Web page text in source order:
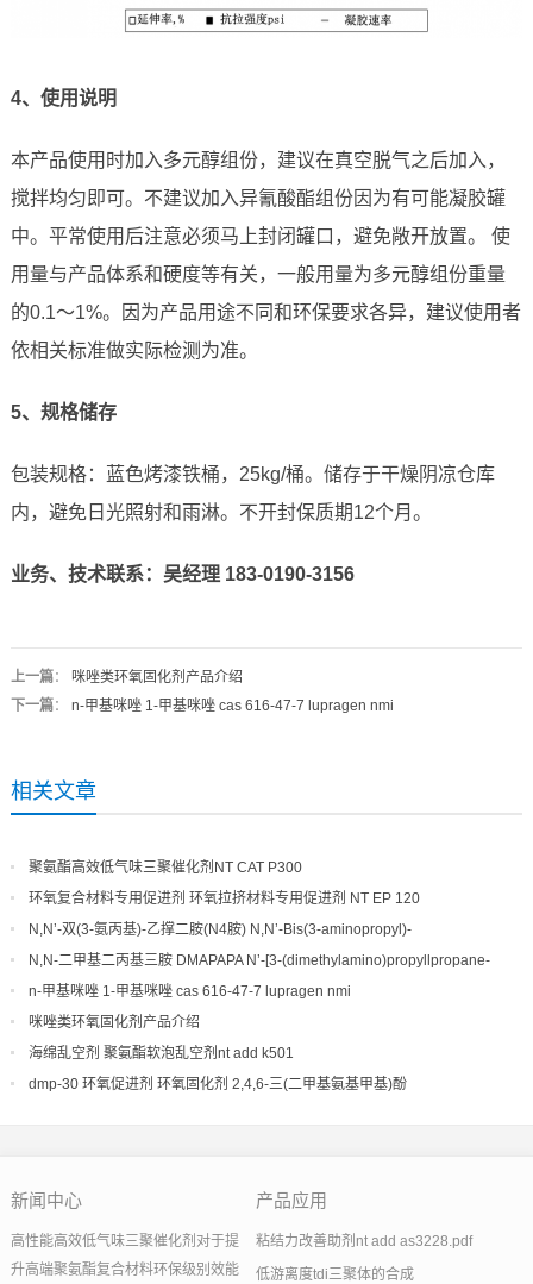
4、使用说明
本产品使用时加入多元醇组份，建议在真空脱气之后加入，
搅拌均匀即可。不建议加入异氰酸酯组份因为有可能凝胶罐
中。平常使用后注意必须马上封闭罐口，避免敞开放置。 使
用量与产品体系和硬度等有关，一般用量为多元醇组份重量
的0.1～1%。因为产品用途不同和环保要求各异，建议使用者
依相关标准做实际检测为准。
5、规格储存
包装规格：蓝色烤漆铁桶，25kg/桶。储存于干燥阴凉仓库
内，避免日光照射和雨淋。不开封保质期12个月。
业务、技术联系：吴经理 183-0190-3156
上一篇： 咪唑类环氧固化剂产品介绍
下一篇： n-甲基咪唑 1-甲基咪唑 cas 616-47-7 lupragen nmi
相关文章
聚氨酯高效低气味三聚催化剂NT CAT P300
环氧复合材料专用促进剂 环氧拉挤材料专用促进剂 NT EP 120
N,N’-双(3-氨丙基)-乙撑二胺(N4胺) N,N’-Bis(3-aminopropyl)-
ethylenediamine CAS No10563-26-5
N,N-二甲基二丙基三胺 DMAPAPA N’-[3-(dimethylamino)propyllpropane-
1,3-diamine CAS No10563-29-8
n-甲基咪唑 1-甲基咪唑 cas 616-47-7 lupragen nmi
咪唑类环氧固化剂产品介绍
海绵乱空剂 聚氨酯软泡乱空剂nt add k501
dmp-30 环氧促进剂 环氧固化剂 2,4,6-三(二甲基氨基甲基)酚
新闻中心
高性能高效低气味三聚催化剂对于提
升高端聚氨酯复合材料环保级别效能
产品应用
粘结力改善助剂nt add as3228.pdf
低游离度tdi三聚体的合成